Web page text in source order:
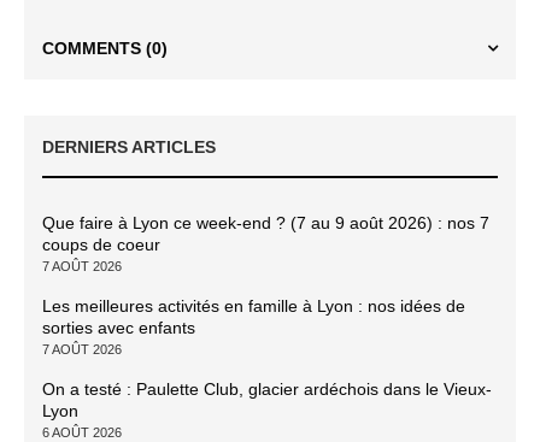
COMMENTS (0)
DERNIERS ARTICLES
Que faire à Lyon ce week-end ? (7 au 9 août 2026) : nos 7
coups de coeur
7 AOÛT 2026
Les meilleures activités en famille à Lyon : nos idées de
sorties avec enfants
7 AOÛT 2026
On a testé : Paulette Club, glacier ardéchois dans le Vieux-
Lyon
6 AOÛT 2026